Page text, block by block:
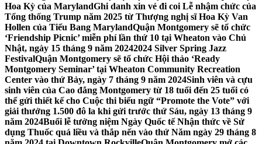
Hoa Kỳ của MarylandGhi danh xin vé đi coi Lễ nhậm chức của
Tổng thống Trump năm 2025 từ Thượng nghị sĩ Hoa Kỳ Van
Hollen của Tiểu Bang MarylandQuận Montgomery sẽ tổ chức
‘Friendship Picnic’ miễn phí lần thứ 10 tại Wheaton vào Chủ
Nhật, ngày 15 tháng 9 năm 20242024 Silver Spring Jazz
FestivalQuận Montgomery sẽ tổ chức Hội thảo ‘Ready
Montgomery Seminar’ tại Wheaton Community Recreation
Center vào thứ Bảy, ngày 7 tháng 9 năm 2024Sinh viên và cựu
sinh viên của Cao đẳng Montgomery từ 18 tuổi đến 25 tuổi có
thể gửi thiết kế cho Cuộc thi biểu ngữ “Promote the Vote” với
giải thưởng 1.500 đô la khi gửi trước thứ Sáu, ngày 13 tháng 9
năm 2024Buổi lễ tưởng niệm Ngày Quốc tế Nhận thức về Sử
dụng Thuốc quá liều và thắp nến vào thứ Năm ngày 29 tháng 8